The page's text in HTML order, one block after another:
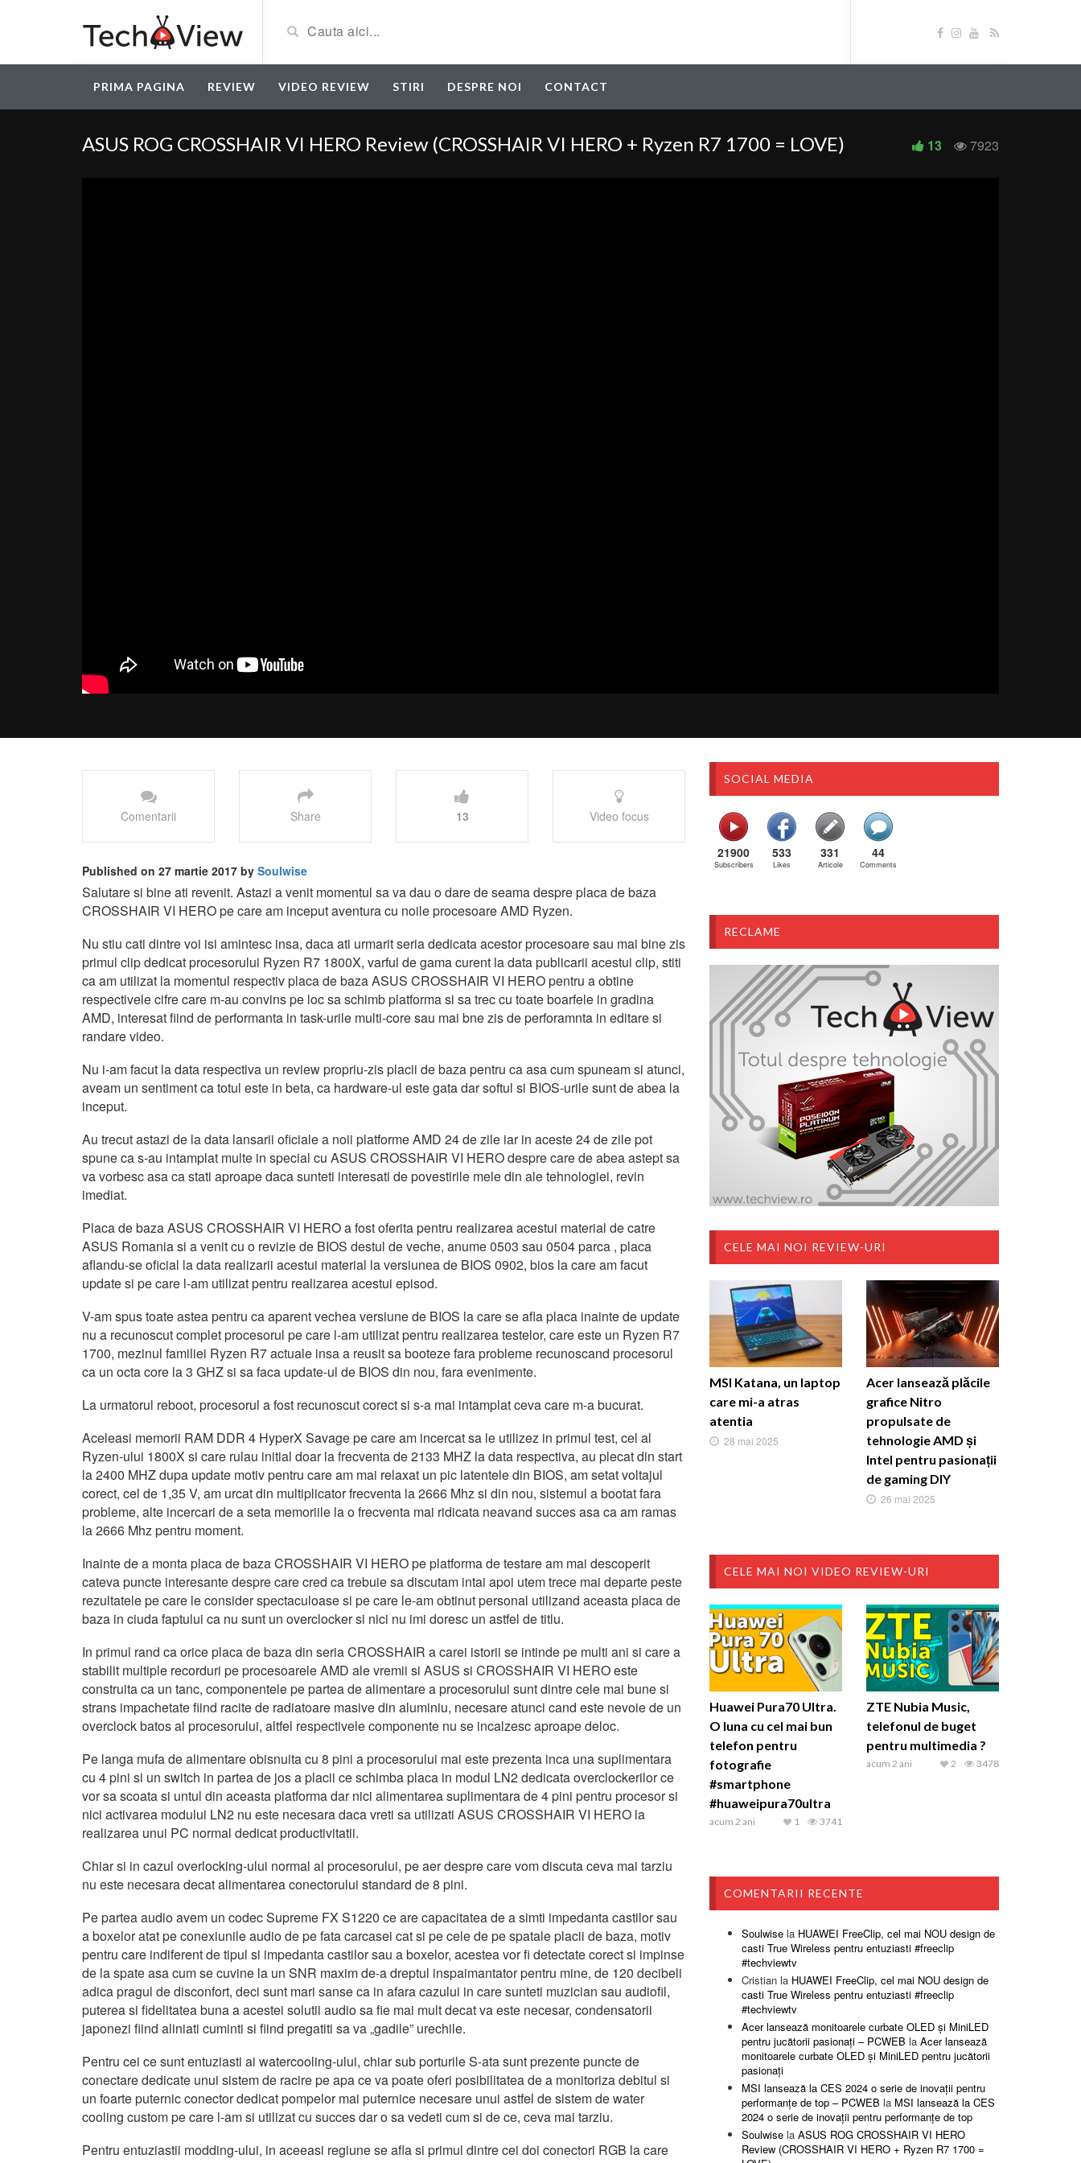
PRIMA PAGINA REVIEW VIDEO REVIEW STIRI DESPRE NOI CONTACT
ASUS ROG CROSSHAIR VI HERO Review (CROSSHAIR VI HERO + Ryzen R7 1700 = LOVE) 7923
13
Comentarii Share 13 Video focus
Published on 27 martie 2017 by Soulwise
Salutare si bine ati revenit. Astazi a venit momentul sa va dau o dare de seama despre placa de baza
CROSSHAIR VI HERO pe care am inceput aventura cu noile procesoare AMD Ryzen.
Nu stiu cati dintre voi isi amintesc insa, daca ati urmarit seria dedicata acestor procesoare sau mai bine zis
primul clip dedicat procesorului Ryzen R7 1800X, varful de gama curent la data publicarii acestui clip, stiti
ca am utilizat la momentul respectiv placa de baza ASUS CROSSHAIR VI HERO pentru a obtine
respectivele cifre care m-au convins pe loc sa schimb platforma si sa trec cu toate boarfele in gradina
AMD, interesat fiind de performanta in task-urile multi-core sau mai bne zis de perforamnta in editare si
randare video.
Nu i-am facut la data respectiva un review propriu-zis placii de baza pentru ca asa cum spuneam si atunci,
aveam un sentiment ca totul este in beta, ca hardware-ul este gata dar softul si BIOS-urile sunt de abea la
inceput.
Au trecut astazi de la data lansarii oficiale a noii platforme AMD 24 de zile iar in aceste 24 de zile pot
spune ca s-au intamplat multe in special cu ASUS CROSSHAIR VI HERO despre care de abea astept sa
va vorbesc asa ca stati aproape daca sunteti interesati de povestirile mele din ale tehnologiei, revin
imediat.
Placa de baza ASUS CROSSHAIR VI HERO a fost oferita pentru realizarea acestui material de catre
ASUS Romania si a venit cu o revizie de BIOS destul de veche, anume 0503 sau 0504 parca , placa
aflandu-se oficial la data realizarii acestui material la versiunea de BIOS 0902, bios la care am facut
update si pe care l-am utilizat pentru realizarea acestui episod.
V-am spus toate astea pentru ca aparent vechea versiune de BIOS la care se afla placa inainte de update
nu a recunoscut complet procesorul pe care l-am utilizat pentru realizarea testelor, care este un Ryzen R7
1700, mezinul familiei Ryzen R7 actuale insa a reusit sa booteze fara probleme recunoscand procesorul
ca un octa core la 3 GHZ si sa faca update-ul de BIOS din nou, fara evenimente.
La urmatorul reboot, procesorul a fost recunoscut corect si s-a mai intamplat ceva care m-a bucurat.
Aceleasi memorii RAM DDR 4 HyperX Savage pe care am incercat sa le utilizez in primul test, cel al
Ryzen-ului 1800X si care rulau initial doar la frecventa de 2133 MHZ la data respectiva, au plecat din start
la 2400 MHZ dupa update motiv pentru care am mai relaxat un pic latentele din BIOS, am setat voltajul
corect, cel de 1,35 V, am urcat din multiplicator frecventa la 2666 Mhz si din nou, sistemul a bootat fara
probleme, alte incercari de a seta memoriile la o frecventa mai ridicata neavand succes asa ca am ramas
la 2666 Mhz pentru moment.
Inainte de a monta placa de baza CROSSHAIR VI HERO pe platforma de testare am mai descoperit
cateva puncte interesante despre care cred ca trebuie sa discutam intai apoi utem trece mai departe peste
rezultatele pe care le consider spectaculoase si pe care le-am obtinut personal utilizand aceasta placa de
baza in ciuda faptului ca nu sunt un overclocker si nici nu imi doresc un astfel de titlu.
In primul rand ca orice placa de baza din seria CROSSHAIR a carei istorii se intinde pe multi ani si care a
stabilit multiple recorduri pe procesoarele AMD ale vremii si ASUS si CROSSHAIR VI HERO este
construita ca un tanc, componentele pe partea de alimentare a procesorului sunt dintre cele mai bune si
strans impachetate fiind racite de radiatoare masive din aluminiu, necesare atunci cand este nevoie de un
overclock batos al procesorului, altfel respectivele componente nu se incalzesc aproape deloc.
Pe langa mufa de alimentare obisnuita cu 8 pini a procesorului mai este prezenta inca una suplimentara
cu 4 pini si un switch in partea de jos a placii ce schimba placa in modul LN2 dedicata overclockerilor ce
vor sa scoata si untul din aceasta platforma dar nici alimentarea suplimentara de 4 pini pentru procesor si
nici activarea modului LN2 nu este necesara daca vreti sa utilizati ASUS CROSSHAIR VI HERO la
realizarea unui PC normal dedicat productivitatii.
Chiar si in cazul overlocking-ului normal al procesorului, pe aer despre care vom discuta ceva mai tarziu
nu este necesara decat alimentarea conectorului standard de 8 pini.
Pe partea audio avem un codec Supreme FX S1220 ce are capacitatea de a simti impedanta castilor sau
a boxelor atat pe conexiunile audio de pe fata carcasei cat si pe cele de pe spatale placii de baza, motiv
pentru care indiferent de tipul si impedanta castilor sau a boxelor, acestea vor fi detectate corect si impinse
de la spate asa cum se cuvine la un SNR maxim de-a dreptul inspaimantator pentru mine, de 120 decibeli
adica pragul de disconfort, deci sunt mari sanse ca in afara cazului in care sunteti muzician sau audiofil,
puterea si fidelitatea buna a acestei solutii audio sa fie mai mult decat va este necesar, condensatorii
japonezi fiind aliniati cuminti si fiind pregatiti sa va „gadile” urechile.
Pentru cei ce sunt entuziasti ai watercooling-ului, chiar sub porturile S-ata sunt prezente puncte de
conectare dedicate unui sistem de racire pe apa ce va poate oferi posibilitatea de a monitoriza debitul si
un foarte puternic conector dedicat pompelor mai puternice necesare unui astfel de sistem de water
cooling custom pe care l-am si utilizat cu succes dar o sa vedeti cum si de ce, ceva mai tarziu.
Pentru entuziastii modding-ului, in aceeasi regiune se afla si primul dintre cei doi conectori RGB la care
SOCIAL MEDIA
21900
Subscribers
533
Likes
331
Articole
44
Comments
RECLAME
CELE MAI NOI REVIEW-URI
MSI Katana, un laptop
care mi-a atras
atentia
28 mai 2025
Acer lansează plăcile
grafice Nitro
propulsate de
tehnologie AMD și
Intel pentru pasionații
de gaming DIY
26 mai 2025
CELE MAI NOI VIDEO REVIEW-URI
Huawei Pura70 Ultra.
O luna cu cel mai bun
telefon pentru
fotografie
#smartphone
#huaweipura70ultra
acum 2 ani 3741
1
ZTE Nubia Music,
telefonul de buget
pentru multimedia ?
acum 2 ani 3478
2
COMENTARII RECENTE
Soulwise la HUAWEI FreeClip, cel mai NOU design de
casti True Wireless pentru entuziasti #freeclip
#techviewtv
Cristian la HUAWEI FreeClip, cel mai NOU design de
casti True Wireless pentru entuziasti #freeclip
#techviewtv
Acer lansează monitoarele curbate OLED și MiniLED
pentru jucătorii pasionați – PCWEB la Acer lansează
monitoarele curbate OLED și MiniLED pentru jucătorii
pasionați
MSI lansează la CES 2024 o serie de inovații pentru
performanțe de top – PCWEB la MSI lansează la CES
2024 o serie de inovații pentru performanțe de top
Soulwise la ASUS ROG CROSSHAIR VI HERO
Review (CROSSHAIR VI HERO + Ryzen R7 1700 =